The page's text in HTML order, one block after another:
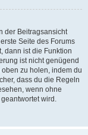
der Beitragsansicht
Seite des Forums
dann ist die Funktion
ist nicht genügend
zu holen, indem du
dass du die Regeln
wenn ohne
wird.